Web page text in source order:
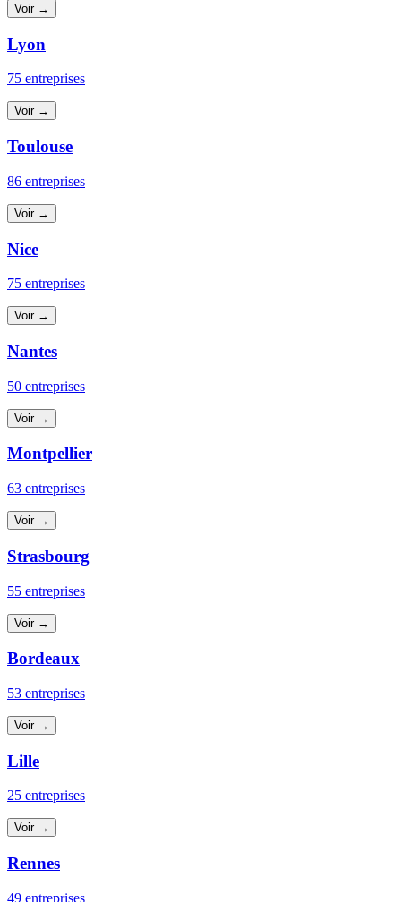
Voir →
Lyon
75 entreprises
Voir →
Toulouse
86 entreprises
Voir →
Nice
75 entreprises
Voir →
Nantes
50 entreprises
Voir →
Montpellier
63 entreprises
Voir →
Strasbourg
55 entreprises
Voir →
Bordeaux
53 entreprises
Voir →
Lille
25 entreprises
Voir →
Rennes
49 entreprises